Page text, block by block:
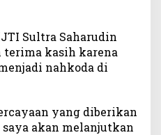
Sultra Saharudin
terima kasih karena
nahkoda di
yang diberikan
saya akan melanjutkan